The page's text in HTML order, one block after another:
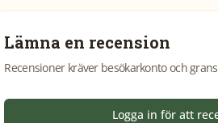
Lämna en recension
Recensioner kräver besökarkonto och
Logga in för att